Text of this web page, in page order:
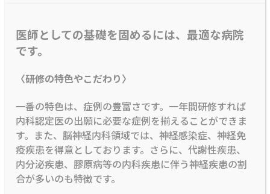
医師としての基礎を固めるには、最適な病院
です。
〈研修の特色やこだわり〉
一番の特色は、症例の豊富さです。一年間研修すれば
内科認定医の出願に必要な症例を揃えることができま
す。また、脳神経内科領域では、神経感染症、神経免
疫疾患を得意としております。さらに、代謝性疾患、
内分泌疾患、膠原病等の内科疾患に伴う神経疾患の割
合が多いのも特徴です。